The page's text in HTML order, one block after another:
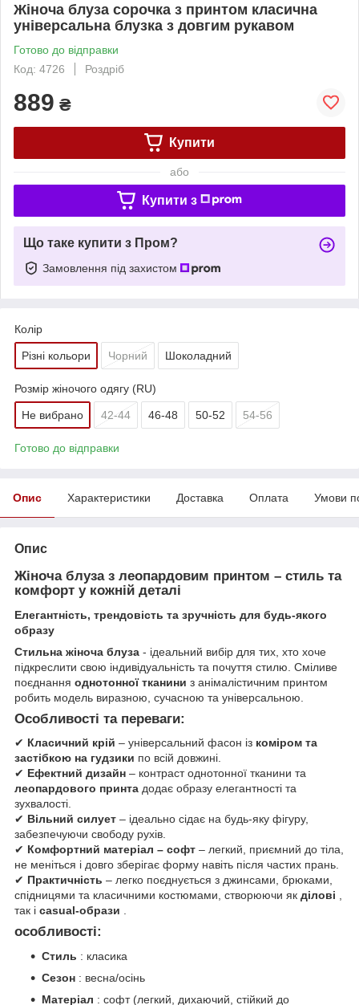
Жіноча блуза сорочка з принтом класична
універсальна блузка з довгим рукавом
Готово до відправки
Код: 4726
Роздріб
889 ₴
Купити
або
Купити з
Що таке купити з Пром?
Замовлення під захистом
Колір
Різні кольори Чорний Шоколадний
Розмір жіночого одягу (RU)
Не вибрано 42-44 46-48 50-52 54-56
Готово до відправки
Опис Характеристики Доставка Оплата Умови
Опис
Жіноча блуза з леопардовим принтом – стиль та
комфорт у кожній деталі
Елегантність, трендовість та зручність для будь-якого
образу
Стильна жіноча блуза - ідеальний вибір для тих, хто хоче
підкреслити свою індивідуальність та почуття стилю. Сміливе
поєднання однотонної тканини з анімалістичним принтом
робить модель виразною, сучасною та універсальною.
Особливості та переваги:
✔ Класичний крій – універсальний фасон із коміром та
застібкою на гудзики по всій довжині.
✔ Ефектний дизайн – контраст однотонної тканини та
леопардового принта додає образу елегантності та
зухвалості.
✔ Вільний силует – ідеально сідає на будь-яку фігуру,
забезпечуючи свободу рухів.
✔ Комфортний матеріал – софт – легкий, приємний до тіла,
не меніться і довго зберігає форму навіть після частих прань.
✔ Практичність – легко поєднується з джинсами, брюками,
спідницями та класичними костюмами, створюючи як ділові ,
так і casual-образи .
особливості:
Стиль : класика
Сезон : весна/осінь
Матеріал : софт (легкий, дихаючий, стійкий до